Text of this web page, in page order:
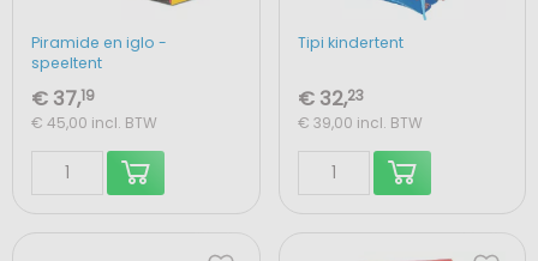
Piramide en iglo -
speeltent
€ 37,19
€ 45,00 incl. BTW
Tipi kindertent
€ 32,23
€ 39,00 incl. BTW